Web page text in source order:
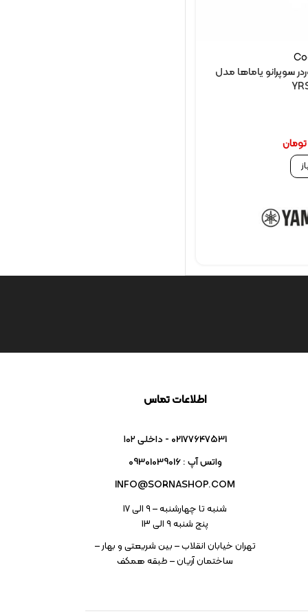
سوپرانو یاماها مدل
تومان
اطلاعات تماس
02177647531 - داخلی ۱۰۲
واتس آپ : 09301039016
INFO@SORNASHOP.COM
شنبه تا چهارشنبه – ۹ الی 17
پنج شنبه ۹ الی 13
تهران خیابان انقلاب – بین شریعتی و بهار –
ساختمان آریان – طبقه همکف